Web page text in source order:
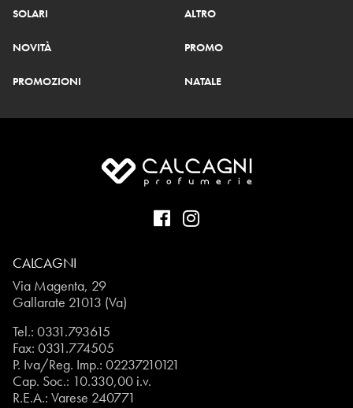
SOLARI ALTRO
NOVITÀ PROMO
PROMOZIONI NATALE
CALCAGNI
Via Magenta, 29
Gallarate 21013 (Va)
Tel.: 0331.793615
Fax: 0331.774505
P. Iva/Reg. Imp.: 02237210121
Cap. Soc.: 10.330,00 i.v.
R.E.A.: Varese 240771